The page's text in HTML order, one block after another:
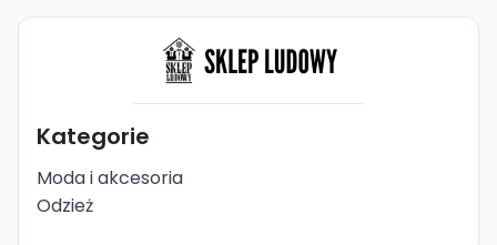
Kategorie
Moda i akcesoria
Odzież